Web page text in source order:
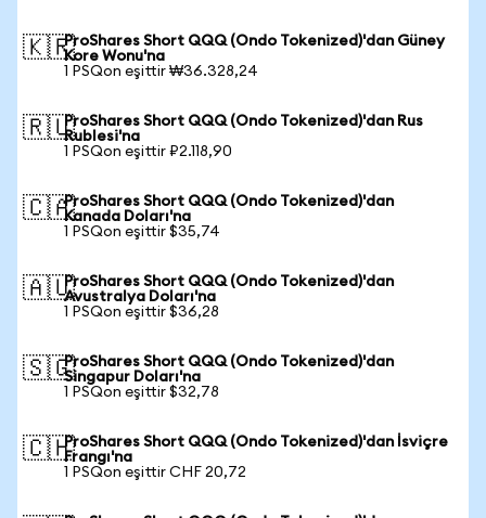
🇰🇷ProShares Short QQQ (Ondo Tokenized)'dan Güney
Kore Wonu'na
1 PSQon eşittir ₩36.328,24
🇷🇺ProShares Short QQQ (Ondo Tokenized)'dan Rus
Rublesi'na
1 PSQon eşittir ₽2.118,90
🇨🇦ProShares Short QQQ (Ondo Tokenized)'dan
Kanada Doları'na
1 PSQon eşittir $35,74
🇦🇺ProShares Short QQQ (Ondo Tokenized)'dan
Avustralya Doları'na
1 PSQon eşittir $36,28
🇸🇬ProShares Short QQQ (Ondo Tokenized)'dan
Singapur Doları'na
1 PSQon eşittir $32,78
🇨🇭ProShares Short QQQ (Ondo Tokenized)'dan İsviçre
Frangı'na
1 PSQon eşittir CHF 20,72